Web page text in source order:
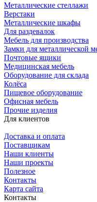
Металлические стеллажи
Верстаки
Металлические шкафы
Для раздевалок
Мебель для производства
Замки для металлической
Почтовые ящики
Медицинская мебель
Оборудование для склада
Колёса
Пищевое оборудование
Офисная мебель
Прочие изделия
Для клиентов
Доставка и оплата
Поставщикам
Наши клиенты
Наши проекты
Полезное
Контакты
Карта сайта
Контакты